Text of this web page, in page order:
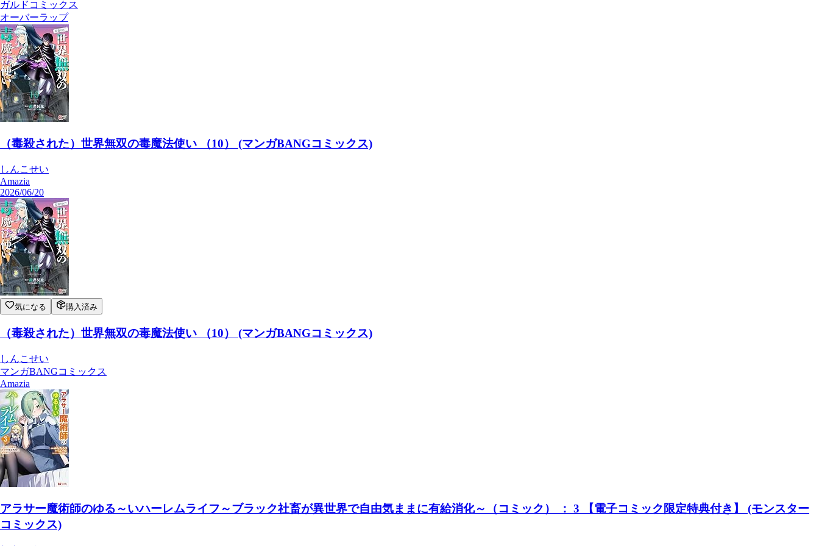
ガルドコミックス
オーバーラップ
（毒殺された）世界無双の毒魔法使い （10） (マンガBANGコミックス)
しんこせい
Amazia
2026/06/20
気になる 購入済み
（毒殺された）世界無双の毒魔法使い （10） (マンガBANGコミックス)
しんこせい
マンガBANGコミックス
Amazia
アラサー魔術師のゆる～いハーレムライフ～ブラック社畜が異世界で自由気ままに有給消化～（コミック） ： 3 【電子コミック限定特典付き】 (モンスター
コミックス)